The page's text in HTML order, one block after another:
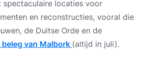
spectaculaire locaties voor
en reconstructies, vooral die
de Duitse Orde en de
beleg van Malbork (altijd in juli).